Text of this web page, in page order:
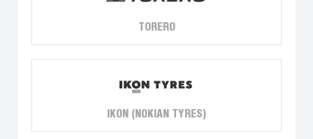
TORERO
IKON (NOKIAN TYRES)